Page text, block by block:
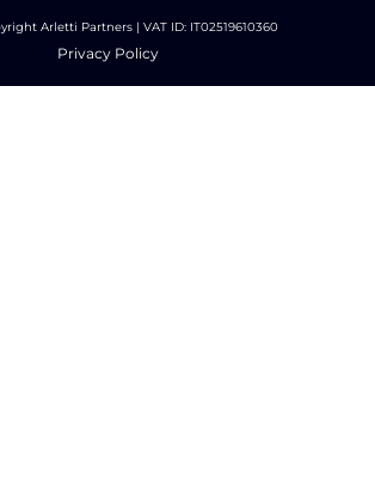
Arletti Partners | VAT ID: IT02519610360
Privacy Policy